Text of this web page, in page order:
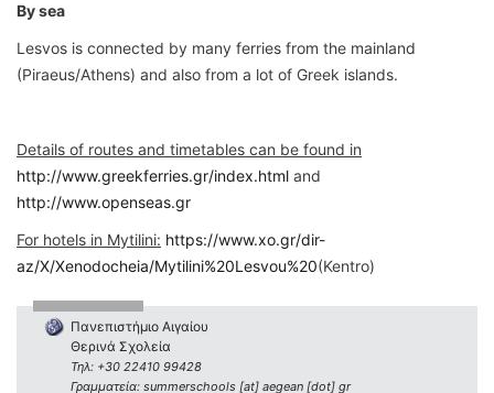
By sea
Lesvos is connected by many ferries from the mainland
(Piraeus/Athens) and also from a lot of Greek islands.
Details of routes and timetables can be found in
http://www.greekferries.gr/index.html and
http://www.openseas.gr
For hotels in Mytilini: https://www.xo.gr/dir-
az/X/Xenodocheia/Mytilini%20Lesvou%20(Kentro)
Πανεπιστήμιο Αιγαίου
Θερινά Σχολεία
Τηλ: +30 22410 99428
Γραμματεία: summerschools [at] aegean [dot] gr